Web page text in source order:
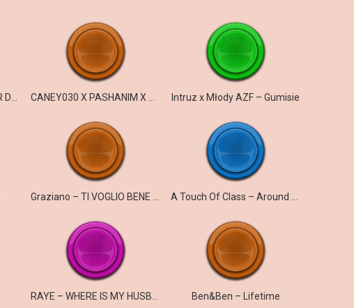
Intruz x Młody AZF – Gumisie
Ben&Ben – Lifetime